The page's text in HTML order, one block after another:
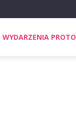
WYDARZENIA PROTO